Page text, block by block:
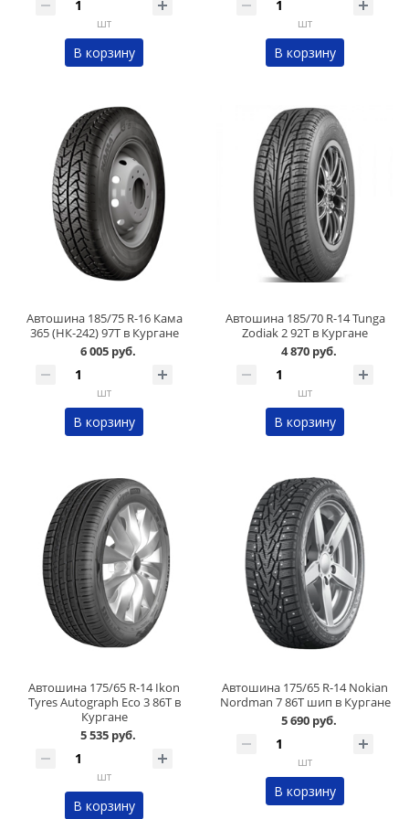
шт
В корзину
шт
В корзину
Автошина 185/75 R-16 Кама
365 (НК-242) 97T в Кургане
6 005 руб.
шт
В корзину
Автошина 185/70 R-14 Tunga
Zodiak 2 92T в Кургане
4 870 руб.
шт
В корзину
Автошина 175/65 R-14 Ikon
Tyres Autograph Eco 3 86T в
Кургане
5 535 руб.
шт
В корзину
Автошина 175/65 R-14 Nokian
Nordman 7 86Т шип в Кургане
5 690 руб.
шт
В корзину